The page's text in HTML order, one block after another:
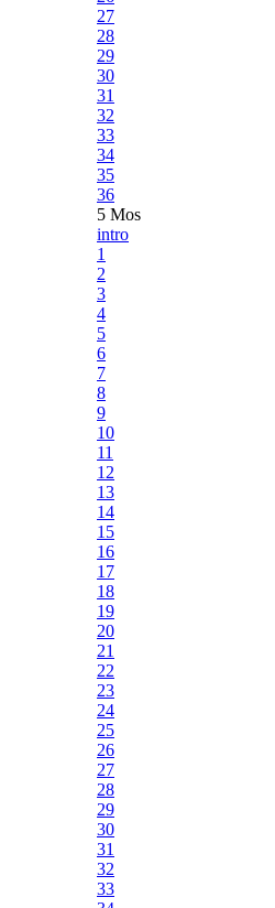
27
28
29
30
31
32
33
34
35
36
5 Mos
intro
1
2
3
4
5
6
7
8
9
10
11
12
13
14
15
16
17
18
19
20
21
22
23
24
25
26
27
28
29
30
31
32
33